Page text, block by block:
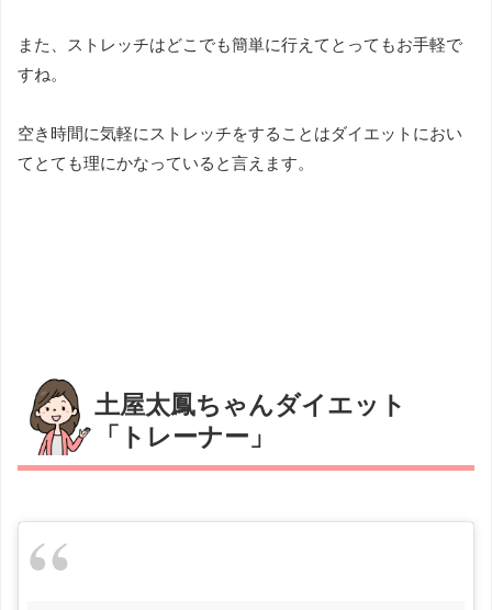
また、ストレッチはどこでも簡単に行えてとってもお手軽で
すね。
空き時間に気軽にストレッチをすることはダイエットにおい
てとても理にかなっていると言えます。
土屋太鳳ちゃんダイエット
「トレーナー」